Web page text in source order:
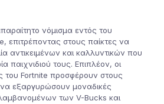
νόμισμα εντός του
επιτρέποντας στους παίκτες να
αντικειμένων και καλλυντικών που
παιχνιδιού τους. Επιπλέον, οι
του Fortnite προσφέρουν στους
να εξαργυρώσουν μοναδικές
των V-Bucks και